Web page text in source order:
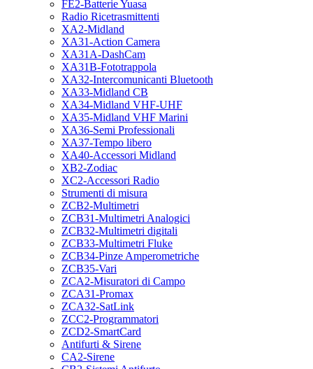
FE2-Batterie Yuasa
Radio Ricetrasmittenti
XA2-Midland
XA31-Action Camera
XA31A-DashCam
XA31B-Fototrappola
XA32-Intercomunicanti Bluetooth
XA33-Midland CB
XA34-Midland VHF-UHF
XA35-Midland VHF Marini
XA36-Semi Professionali
XA37-Tempo libero
XA40-Accessori Midland
XB2-Zodiac
XC2-Accessori Radio
Strumenti di misura
ZCB2-Multimetri
ZCB31-Multimetri Analogici
ZCB32-Multimetri digitali
ZCB33-Multimetri Fluke
ZCB34-Pinze Amperometriche
ZCB35-Vari
ZCA2-Misuratori di Campo
ZCA31-Promax
ZCA32-SatLink
ZCC2-Programmatori
ZCD2-SmartCard
Antifurti & Sirene
CA2-Sirene